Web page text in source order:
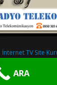
TV Site
ARA